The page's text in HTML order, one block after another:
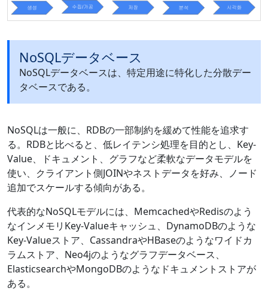
NoSQLデータベース
NoSQLデータベースは、特定用途に特化した分散デー
タベースである。
NoSQLは一般に、RDBの一部制約を緩めて性能を追求す
る。RDBと比べると、低レイテンシ処理を目的とし、Key-
Value、ドキュメント、グラフなど柔軟なデータモデルを
使い、クライアント側JOINやネストデータを好み、ノード
追加でスケールする傾向がある。
代表的なNoSQLモデルには、MemcachedやRedisのよう
なインメモリKey-Valueキャッシュ、DynamoDBのような
Key-Valueストア、CassandraやHBaseのようなワイドカ
ラムストア、Neo4jのようなグラフデータベース、
ElasticsearchやMongoDBのようなドキュメントストアが
ある。